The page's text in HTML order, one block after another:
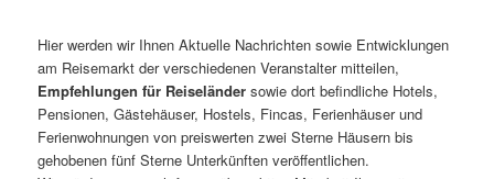
Hier werden wir Ihnen Aktuelle Nachrichten sowie Entwicklungen
am Reisemarkt der verschiedenen Veranstalter mitteilen,
Empfehlungen für Reiseländer sowie dort befindliche Hotels,
Pensionen, Gästehäuser, Hostels, Fincas, Ferienhäuser und
Ferienwohnungen von preiswerten zwei Sterne Häusern bis
gehobenen fünf Sterne Unterkünften veröffentlichen.